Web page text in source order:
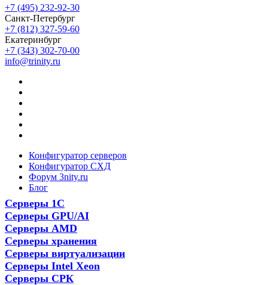
+7 (495) 232-92-30
Санкт-Петербург
+7 (812) 327-59-60
Екатеринбург
+7 (343) 302-70-00
info@trinity.ru
Конфигуратор серверов
Конфигуратор СХД
Форум 3nity.ru
Блог
Серверы 1С
Серверы GPU/AI
Серверы AMD
Серверы хранения
Серверы виртуализации
Серверы Intel Xeon
Серверы СРК